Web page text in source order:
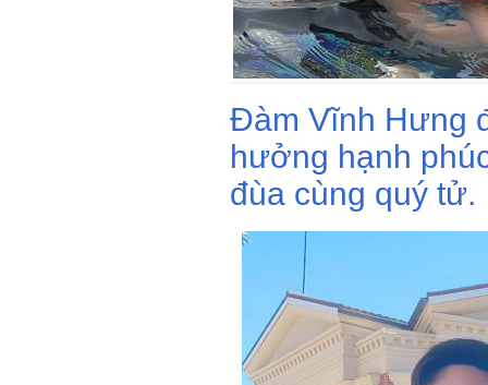
Đàm Vĩnh Hưng
hưởng hạnh
đùa cùng quý tử.